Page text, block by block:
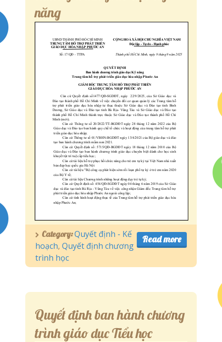
Quyết định – Kế hoạch
năng
Read more
Category:Quyết định - Kế
hoạch, Quyết định chương
trình học
Quyết định ban hành chương
trình giáo dục Tiểu học